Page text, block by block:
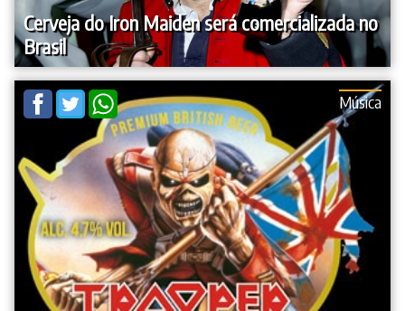
Cerveja do Iron Maiden será comercializada no
Brasil
Música